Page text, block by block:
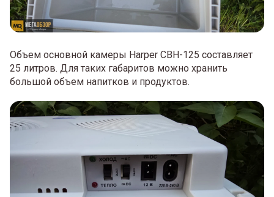
Объем основной камеры Harper CBH-125 составляет
25 литров. Для таких габаритов можно хранить
большой объем напитков и продуктов.